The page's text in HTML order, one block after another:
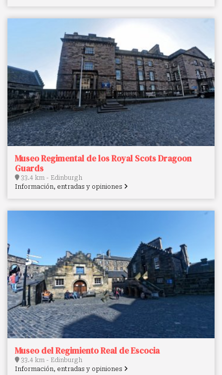
Museo Regimental de los Royal Scots Dragoon
Guards
33.4 km - Edinburgh
Información, entradas y opiniones
Museo del Regimiento Real de Escocia
33.4 km - Edinburgh
Información, entradas y opiniones